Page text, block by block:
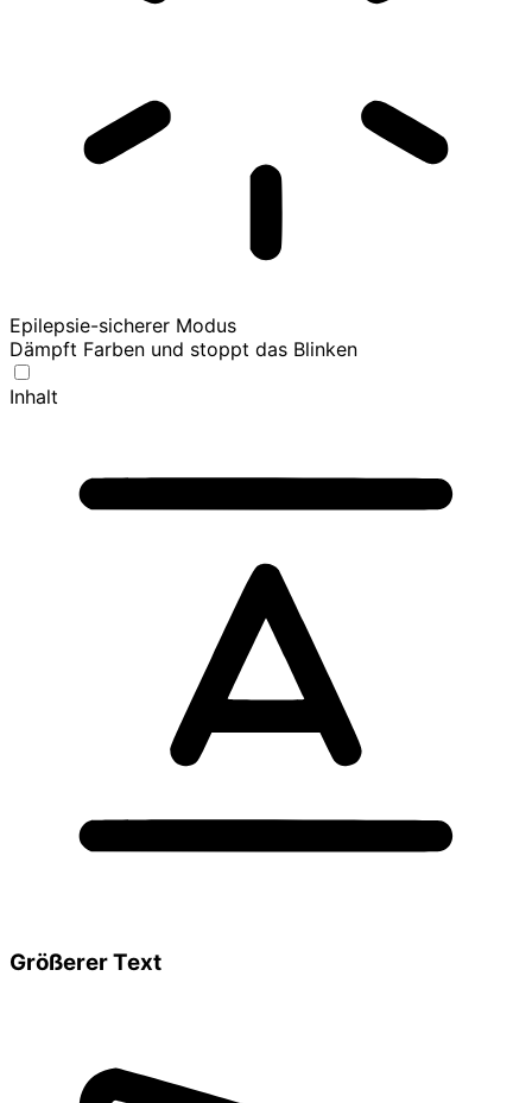
Epilepsie-sicherer Modus
Dämpft Farben und stoppt das Blinken
Inhalt
Größerer Text